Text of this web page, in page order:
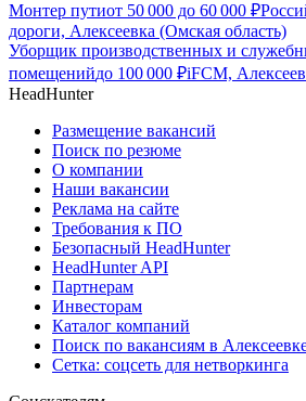
Монтер путиот 50 000 до 60 000 ₽
дороги, Алексеевка (Омская область)
Уборщик производственных и
помещенийдо 100 000 ₽iFCM,
HeadHunter
Размещение вакансий
Поиск по резюме
О компании
Наши вакансии
Реклама на сайте
Требования к ПО
Безопасный HeadHunter
HeadHunter API
Партнерам
Инвесторам
Каталог компаний
Поиск по вакансиям в
Сетка: соцсеть для нетворкинга